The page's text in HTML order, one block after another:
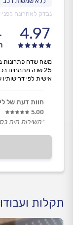
נבדק לאחרונה לפני
4.97
משה שדה פתרונות
25 שנה מתמחים
אישית לפי דרישותיו
חוות דעת של
5.00
״השירות היה
תקלות